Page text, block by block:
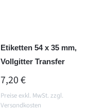
Etiketten 54 x 35 mm,
Vollgitter Transfer
REGULÄRER PREIS:
7,20 €
Preise exkl. MwSt. zzgl.
Versandkosten